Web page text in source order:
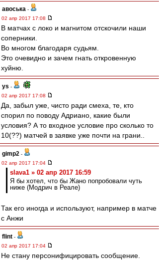
авоська -
02 апр 2017 17:08
В матчах с локо и магнитом отскочили наши
соперники.
Во многом благодаря судьям.
Это очевидно и зачем гнать откровенную
хуйню.
ys -
02 апр 2017 17:08
Да, забыл уже, чисто ради смеха, те, кто
спорил по поводу Адриано, какие были
условия? А то входное условие про сколько то
10(??) матчей в заявке уже почти на грани..
gimp2 -
02 апр 2017 17:04
slava1 » 02 апр 2017 16:59
Я бы хотел, что бы Жано попробовали чуть
ниже (Модрич в Реале)
Так его иногда и используют, например в матче
c Анжи
flint -
02 апр 2017 17:04
Не стану персонифицировать сообщение.